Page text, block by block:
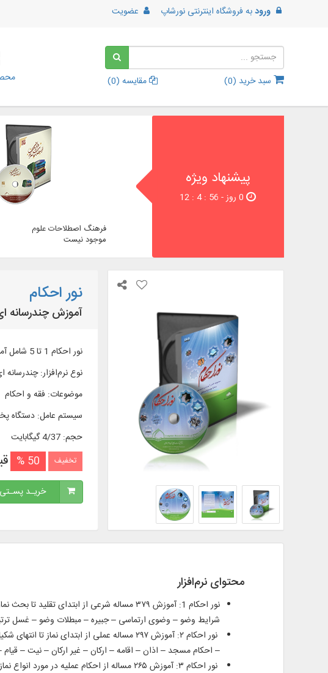
ورودبه فروشگاه اینترنتی نورشاپ عضویت
سبد خرید (0
) مقایسه (0
)
پیشنهاد ویژه
فرهنگ اصطلاحات علوم
موجود نیست
نور احکام
آموزش چندرسانه
نور احكام 1 تا 5 شامل آموزش بیش از 1200 مساله شرعی از ابتدای تقلید تا پایان رساله در بیش از 90 درس طی حدود 5 ساعت و ...
نوع نرم‌افزار:چندرسانه
موضوعات: فقه و احکام
سیستم عامل: دستگاه
حجم: 4/37 گیگابایت
تخفیف 50 %
خریـد پسـتی
محتوای نرم‌افزار
شرایط وضو – وضوی ارتماسی – جبیره – مبطلات وضو – غسل
– احكام مسجد – اذان – اقامه – اركان – غیر اركان – نیت –